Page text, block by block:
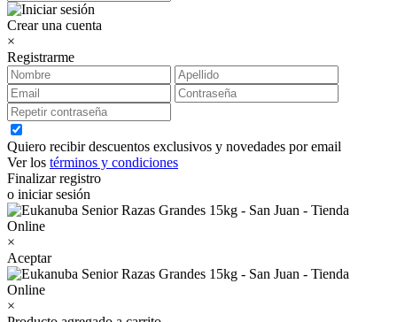
Crear una cuenta
×
Registrarme
Quiero recibir descuentos exclusivos y novedades por email
Ver los términos y condiciones
Finalizar registro
o iniciar sesión
×
Aceptar
×